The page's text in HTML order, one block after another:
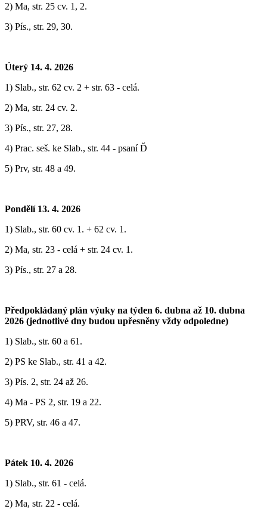
2) Ma, str. 25 cv. 1, 2.
3) Pís., str. 29, 30.
Úterý 14. 4. 2026
1) Slab., str. 62 cv. 2 + str. 63 - celá.
2) Ma, str. 24 cv. 2.
3) Pís., str. 27, 28.
4) Prac. seš. ke Slab., str. 44 - psaní Ď
5) Prv, str. 48 a 49.
Pondělí 13. 4. 2026
1) Slab., str. 60 cv. 1. + 62 cv. 1.
2) Ma, str. 23 - celá + str. 24 cv. 1.
3) Pís., str. 27 a 28.
Předpokládaný plán výuky na týden 6. dubna až 10. dubna
2026 (jednotlivé dny budou upřesněny vždy odpoledne)
1) ‎Slab., str. 60 a 61.
2) PS ke Slab., str. 41 a 42.
3) Pís. 2, str. 24 až 26.
4) Ma - PS 2, str. 19 a 22.
5) PRV, str. 46 a 47.
Pátek 10. 4. 2026
1) Slab., str. 61 - celá.
2) Ma, str. 22 - celá.